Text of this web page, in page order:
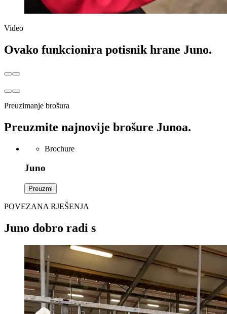
Video
Ovako funkcionira potisnik hrane Juno.
Preuzimanje brošura
Preuzmite najnovije brošure Junoa.
Brochure
Juno
Preuzmi
POVEZANA RJEŠENJA
Juno dobro radi s